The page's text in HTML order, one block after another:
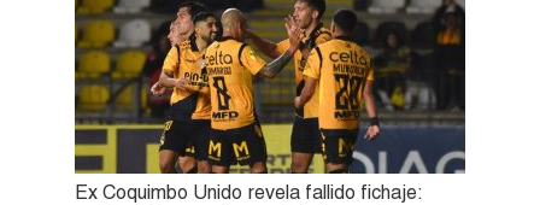
Ex Coquimbo Unido revela fallido fichaje: